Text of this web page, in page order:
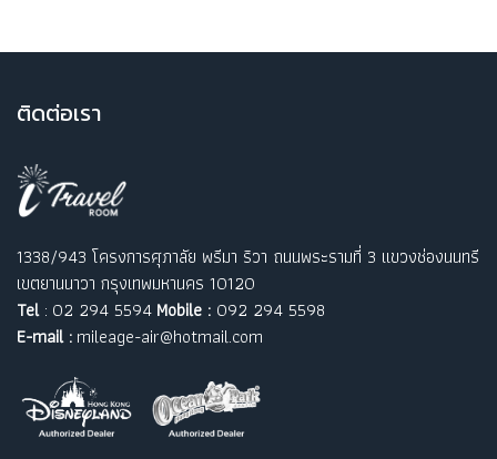
ติดต่อเรา
1338/943 โครงการศุภาลัย พรีมา ริวา ถนนพระรามที่ 3 แขวงช่องนนทรี
เขตยานนาวา กรุงเทพมหานคร 10120
Tel: 02 294 5594 Mobile : 092 294 5598
E-mail : mileage-air@hotmail.com